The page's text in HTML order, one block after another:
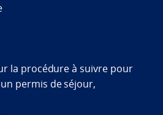
la procédure à suivre pour
permis de séjour,